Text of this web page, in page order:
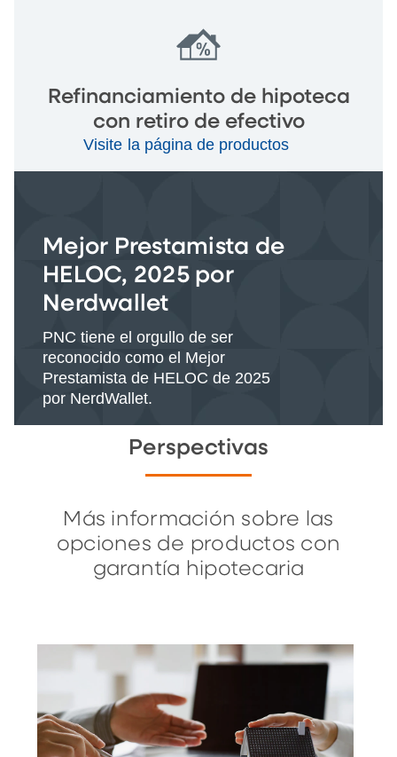
Refinanciamiento de hipoteca
con retiro de efectivo
Visite la página de productos
Mejor Prestamista de
HELOC, 2025 por
Nerdwallet
PNC tiene el orgullo de ser
reconocido como el Mejor
Prestamista de HELOC de 2025
por NerdWallet.
Perspectivas
Más información sobre las
opciones de productos con
garantía hipotecaria